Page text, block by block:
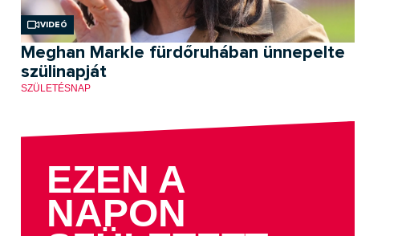
Videó
Meghan Markle fürdőruhában ünnepelte
szülinapját
SZÜLETÉSNAP
EZEN A
NAPON